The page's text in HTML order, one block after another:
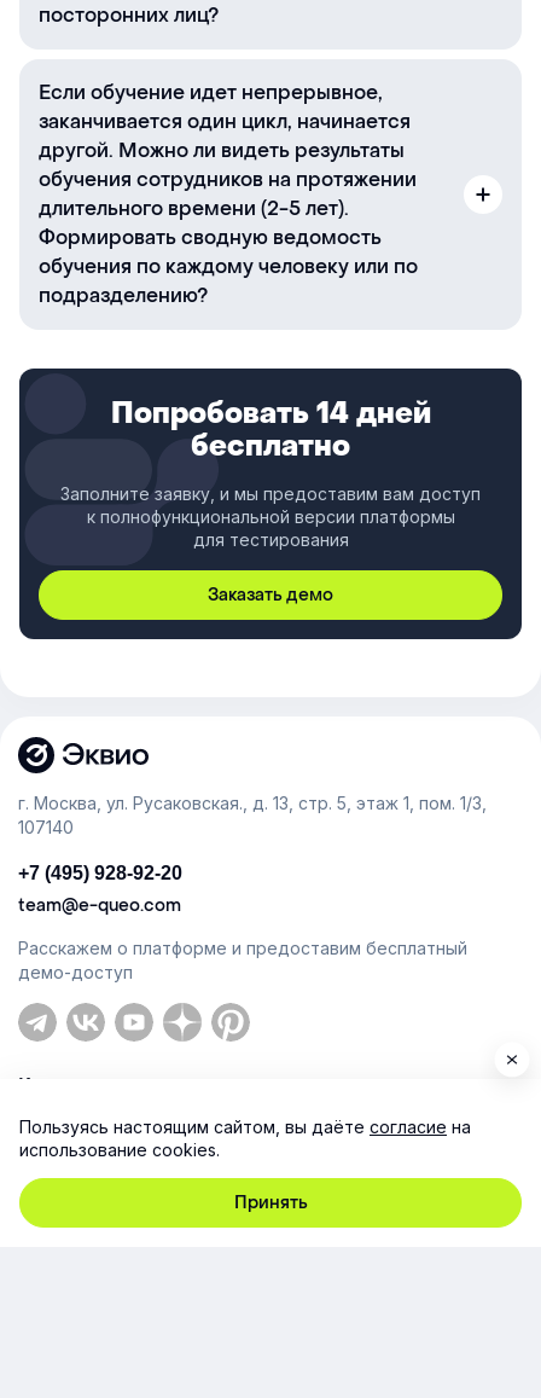
посторонних лиц?
Если обучение идет непрерывное,
заканчивается один цикл, начинается
другой. Можно ли видеть результаты
обучения сотрудников на протяжении
длительного времени (2-5 лет).
Формировать сводную ведомость
обучения по каждому человеку или по
подразделению?
Попробовать 14 дней
бесплатно
Заполните заявку, и мы предоставим вам доступ
к полнофункциональной версии платформы
для тестирования
Заказать демо
г. Москва, ул. Русаковская., д. 13, стр. 5, этаж 1, пом. 1/3,
107140
+7 (495) 928-92-20
team@e-queo.com
Расскажем о платформе и предоставим бесплатный
демо-доступ
Компания
Продукт
Ресурсы
Пользуясь настоящим сайтом, вы даёте согласие на
использование cookies.
Принять